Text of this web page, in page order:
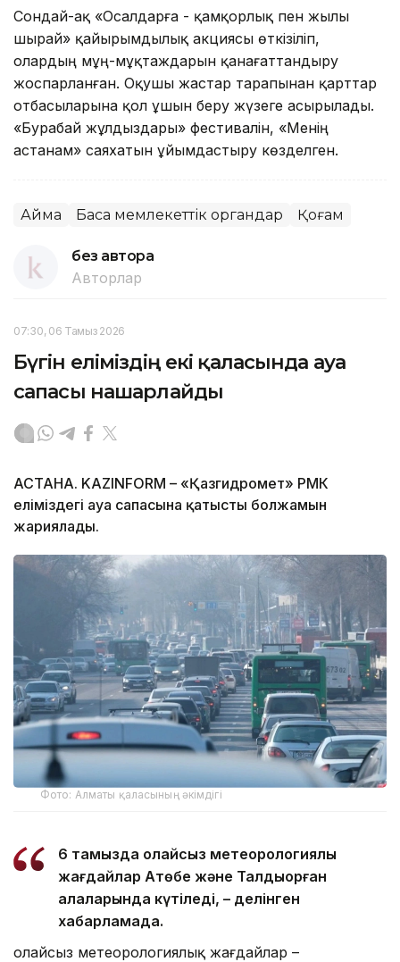
Сондай-ақ «Осалдарға - қамқорлық пен жылы
шырай» қайырымдылық акциясы өткізіліп,
олардың мұң-мұқтаждарын қанағаттандыру
жоспарланған. Оқушы жастар тарапынан қарттар
отбасыларына қол ұшын беру жүзеге асырылады.
«Бурабай жұлдыздары» фестивалін, «Менің
астанам» саяхатын ұйымдастыру көзделген.
Аймақ Басқа мемлекеттік органдар Қоғам
без автора
Авторлар
07:30, 06 Тамыз 2026
Бүгін еліміздің екі қаласында ауа
сапасы нашарлайды
АСТАНА. KAZINFORM – «Қазгидромет» РМК
еліміздегі ауа сапасына қатысты болжамын
жариялады.
Фото: Алматы қаласының әкімдігі
6 тамызда қолайсыз метеорологиялық
жағдайлар Ақтөбе және Талдықорған
қалаларында күтіледі, – делінген
хабарламада.
Қолайсыз метеорологиялық жағдайлар –